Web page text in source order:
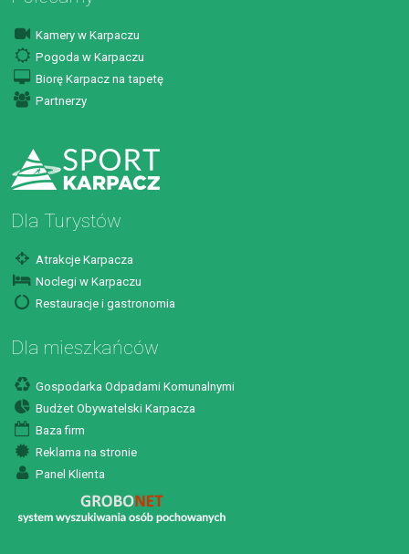
Kamery w Karpaczu
Pogoda w Karpaczu
Biorę Karpacz na tapetę
Partnerzy
Dla Turystów
Atrakcje Karpacza
Noclegi w Karpaczu
Restauracje i gastronomia
Dla mieszkańców
Gospodarka Odpadami Komunalnymi
Budżet Obywatelski Karpacza
Baza firm
Reklama na stronie
Panel Klienta